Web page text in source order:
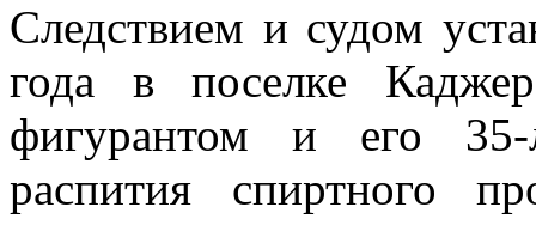
Следствием и судом
года в поселке
фигурантом и его
распития спиртного